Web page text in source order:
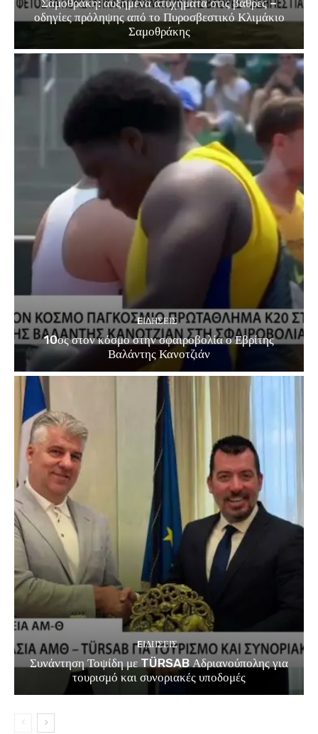
οδηγίες πρόληψης από το Πυροσβεστικό Κλιμάκιο
Σαμοθράκης
EΙΔΗΣΕΙΣ
10ος στον κόσμο στην σφαιροβολία ο Εβρίτης
Βαλάντης Κανοτζιάν
EΙΔΗΣΕΙΣ
Συνάντηση Τοψίδη με TÜRSAB Αδριανούπολης για
τουρισμό και συνοριακές υποδομές